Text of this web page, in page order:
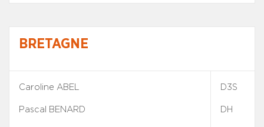
BRETAGNE
Caroline ABEL
Pascal BENARD
D3S
DH